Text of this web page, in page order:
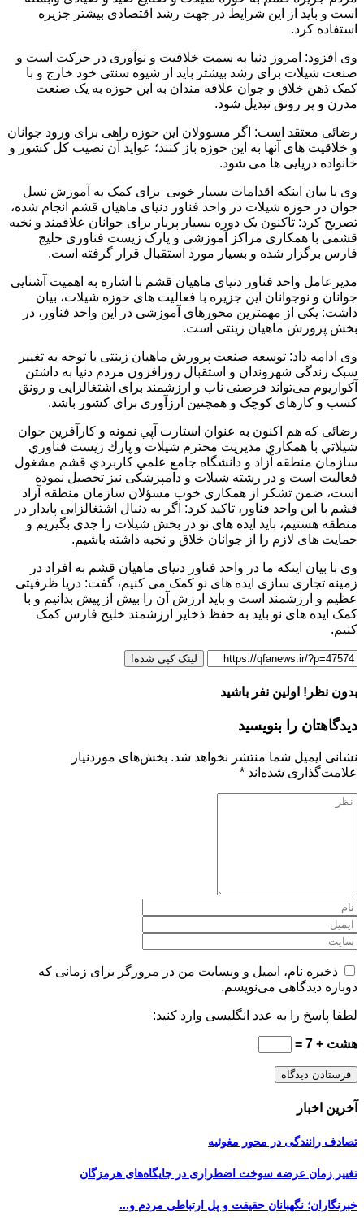
است و باید از این شرایط در جهت رشد اقتصادی بیشتر جزیره
استفاده کرد.
وی افزود: امروز دنیا به سمت خلاقیت و نوآوری در حرکت است و
صنعت شیلات برای رشد بیشتر باید از شیوه سنتی خود خارج و با
کمک ذهن خلاق و جوان علاقه مندان به این حوزه به یک صنعت
مدرن و پر رونق تبدیل شود.
رضائی معتقد است: اگر مسوولان این حوزه راهی برای ورود جوانان
و خلاقیت های آنها به این حوزه باز کنند؛ عواید آن نصیب کل کشور و
خانواده دریایی ها می شود.
وی با بیان اینکه اقدامات بسیار خوبی برای کمک به آموزش نسل
جوان در حوزه شیلات در واحد فناور دنیای ماهیان قشم انجام شده،
تصریح کرد: تاکنون یک دوره بسیار پربار برای جوانان علاقمند و نخبه
قشمی با همکاری مراکز آموزشی و پارک زیست فناوری خلیج
فارس برگزار شده و بسیار مورد استقبال قرار گرفته است.
مدیرعامل واحد فناور دنیای ماهیان قشم با اشاره به اهمیت آشنایی
جوانان و نوجوانان این جزیره با فعالیت های حوزه شیلات، بیان
داشت: یکی از مهمترین محورهای آموزشی در این واحد فناور، در
بخش پرورش ماهیان زینتی است.
وی ادامه داد: توسعه صنعت پرورش ماهیان زینتی با توجه به تغییر
سبک زندگی شهروندان و استقبال روزافزون مردم دنیا به داشتن
آکواریوم می‌تواند فرصتی ناب و ارزشمند برای اشتغالزایی و رونق
کسب و کارهای کوچک و همچنین ارزآوری برای کشور باشد.
رضائی که هم اکنون به عنوان استارت آپي نمونه و كارآفرين جوان
شیلاتي با همكاري مديريت محترم شيلات و پارك زيست فناوري
سازمان منطقه آزاد و دانشگاه جامع علمي كاربردي قشم مشغول
فعالیت است و در رشته شيلات و دامپزشکی نیز تحصیل نموده
است، ضمن تشکر از همکاری خوب مسؤلان سازمان منطقه آزاد
قشم با این واحد فناور، تاکید کرد: اگر به دنبال اشتغالزایی پایدار در
منطقه هستیم، باید ایده های نو در بخش شیلات را جدی بگیریم و
حمایت های لازم را از جوانان خلاق و نخبه داشته باشیم.
وی با بیان اینکه ما در واحد فناور دنیای ماهیان قشم به افراد در
زمینه تجاری سازی ایده های نو کمک می کنیم، گفت: دریا ظرفیتی
عظیم و ارزشمند است و باید ارزش آن را بیش از پیش بدانیم و با
کمک ایده های نو باید به حفظ ذخایر ارزشمند خلیج فارس کمک
کنیم.
لینک کپی شده!
بدون نظر! اولین نفر باشید
دیدگاهتان را بنویسید
نشانی ایمیل شما منتشر نخواهد شد. بخش‌های موردنیاز
علامت‌گذاری شده‌اند *
ذخیره نام، ایمیل و وبسایت من در مرورگر برای زمانی که
دوباره دیدگاهی می‌نویسم.
لطفا پاسخ را به عدد انگلیسی وارد کنید:
هشت + 7 =
آخرین اخبار
تصادف رانندگی در محور مغوئیه
تغییر زمان عرضه سوخت اضطراری در جایگاه‌های هرمزگان
خبرنگاران؛ نگهبانان حقیقت و پل ارتباطی مردم و...